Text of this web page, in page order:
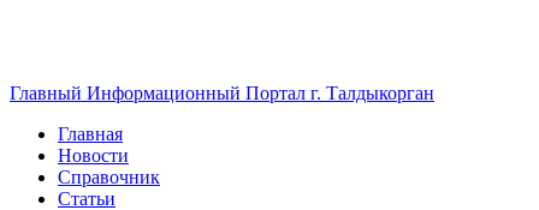
Главный Информационный Портал г. Талдыкорган
Главная
Новости
Справочник
Статьи